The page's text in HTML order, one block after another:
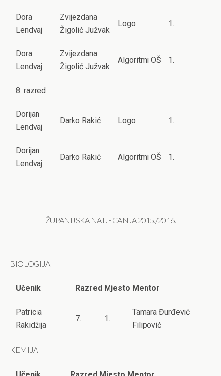
Dora
Lendvaj
Zvijezdana
Žigolić Južvak
Logo 1.
Dora
Lendvaj
Zvijezdana
Žigolić Južvak
Algoritmi OŠ 1.
8. razred
Dorijan
Lendvaj
Darko Rakić Logo 1.
Dorijan
Lendvaj
Darko Rakić Algoritmi OŠ 1.
ŽUPANIJSKA NATJECANJA 2015./2016.
BIOLOGIJA
Učenik Razred Mjesto Mentor
Patricia
Rakidžija
7. 1.
Tamara Đurđević
Filipović
KEMIJA